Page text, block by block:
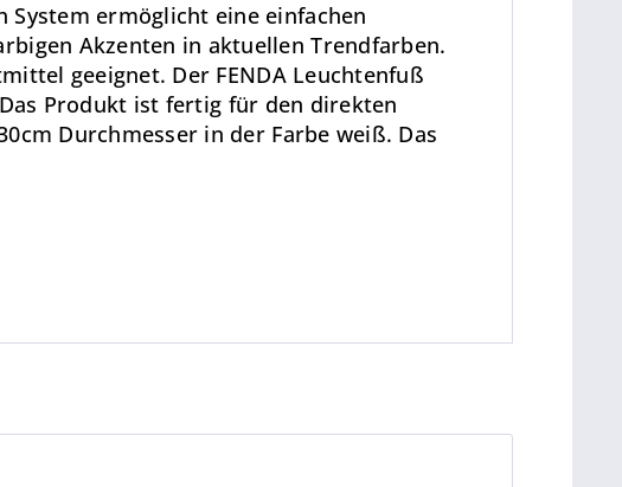
System ermöglicht eine einfachen
Akzenten in aktuellen Trendfarben.
geeignet. Der FENDA Leuchtenfuß
Produkt ist fertig für den direkten
Durchmesser in der Farbe weiß. Das